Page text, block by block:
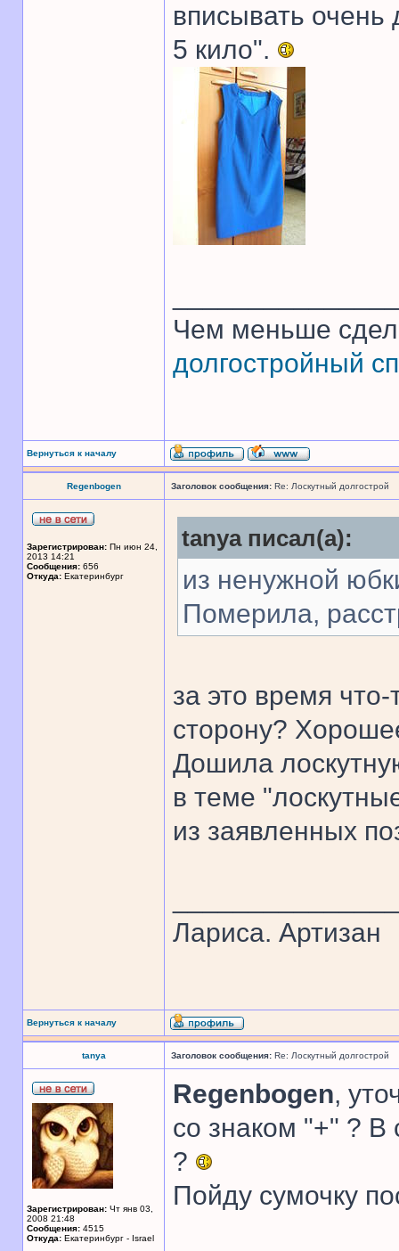
вписывать очень
5 кило".
Чем меньше
долгостройный
Вернуться к началу
Regenbogen Заголовок сообщения: Re: Лоскутный долгострой
Зарегистрирован: Пн июн 24,
2013 14:21
Сообщения: 656
Откуда: Екатеринбург
tanya писал(а):
из ненужной
Померила,
за это время
сторону?
Дошила
в теме
из заявленных
Лариса. Артизан
Вернуться к началу
tanya Заголовок сообщения: Re: Лоскутный долгострой
Зарегистрирован: Чт янв 03,
2008 21:48
Сообщения: 4515
Откуда: Екатеринбург - Israel
Regenbogen,
со знаком "+" ? В
?
Пойду сумочку